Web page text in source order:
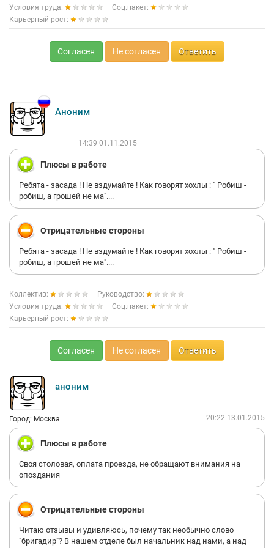
Условия труда:
Соц.пакет:
Карьерный рост:
Согласен Не согласен Ответить
Аноним
14:39 01.11.2015
Плюсы в работе
Ребята - засада ! Hе вздумайте ! Как говорят хохлы : " Робиш -
робиш, а грошей не ма"....
Отрицательные стороны
Ребята - засада ! Hе вздумайте ! Как говорят хохлы : " Робиш -
робиш, а грошей не ма"....
Коллектив:
Руководство:
Условия труда:
Соц.пакет:
Карьерный рост:
Согласен Не согласен Ответить
аноним
Город: Москва 20:22 13.01.2015
Плюсы в работе
Своя столовая, оплата проезда, не обращают внимания на
опоздания
Отрицательные стороны
Читаю отзывы и удивляюсь, почему так необычно слово
"бригадир"? В нашем отделе был начальник над нами, а над